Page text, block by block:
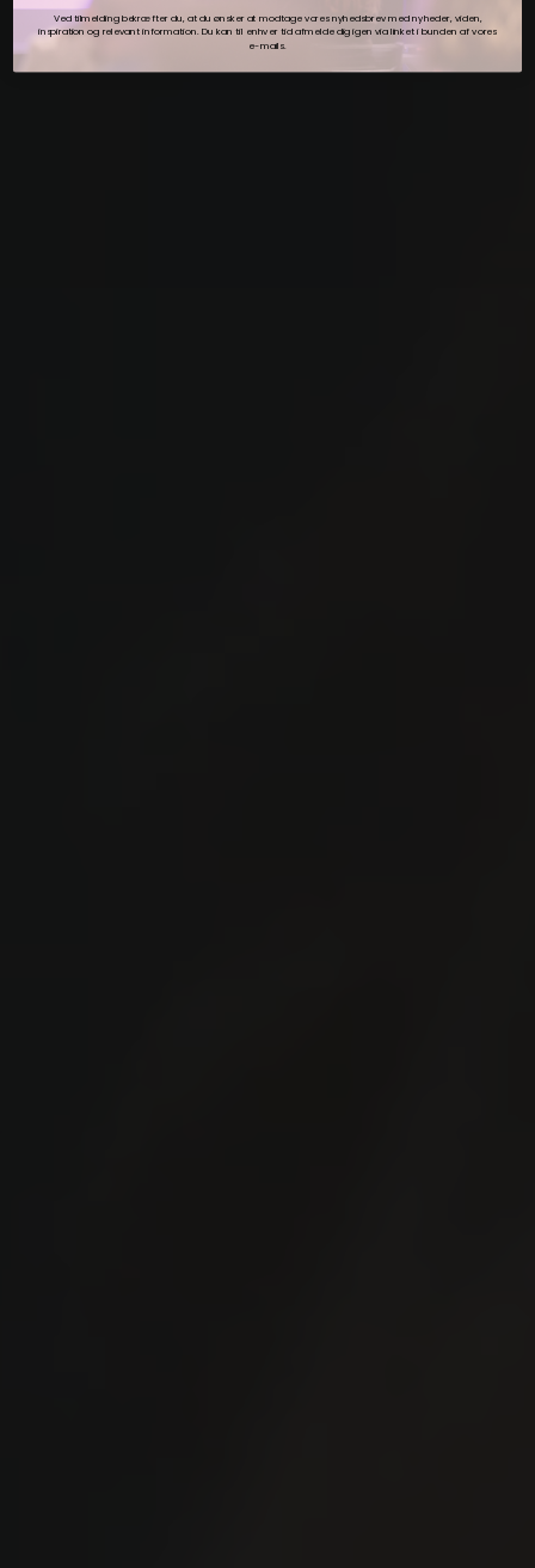
Ved tilmelding bekræfter du, at du ønsker at modtage vores nyhedsbrev med nyheder, viden,
inspiration og relevant information. Du kan til enhver tid afmelde dig igen via linket i bunden af vores
e-mails.